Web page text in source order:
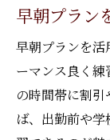
早朝プラン
早朝プランを活
ーマンス良く
の時間帯に割
ば、出勤前や